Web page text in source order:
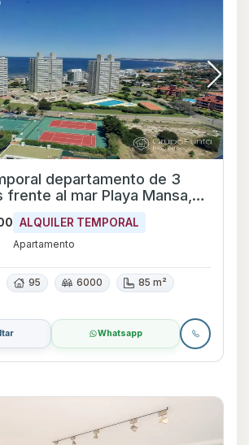
departamento de 3
al mar Playa Mansa,
con piscina , Punta del Este
ALQUILER TEMPORAL
Apartamento
95 6000
85 m²
Whatsapp